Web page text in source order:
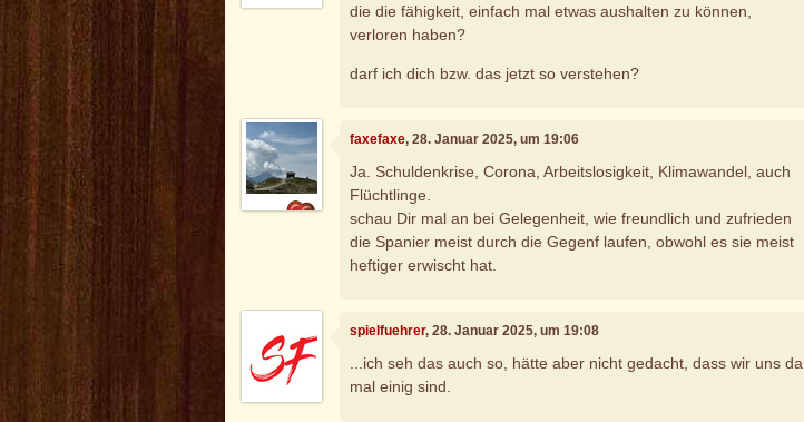
die die fähigkeit, einfach mal etwas aushalten zu können,
verloren haben?
darf ich dich bzw. das jetzt so verstehen?
faxefaxe, 28. Januar 2025, um 19:06
Ja. Schuldenkrise, Corona, Arbeitslosigkeit, Klimawandel, auch
Flüchtlinge.
schau Dir mal an bei Gelegenheit, wie freundlich und zufrieden
die Spanier meist durch die Gegenf laufen, obwohl es sie meist
heftiger erwischt hat.
spielfuehrer, 28. Januar 2025, um 19:08
...ich seh das auch so, hätte aber nicht gedacht, dass wir uns da
mal einig sind.